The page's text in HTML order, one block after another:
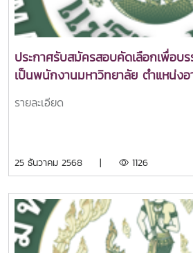
ประกาศรับสมัครสอบคัดเลือกเพื่อบ
เป็นพนักงานมหาวิทยาลัย ตำแหน่งอ
098 สังกัดคณะศิลปศาสตร์
รายละเอียด
25 ธันวาคม 2568 | 1126